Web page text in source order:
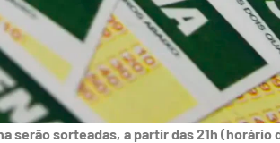
serão sorteadas, a partir das 21h (horário